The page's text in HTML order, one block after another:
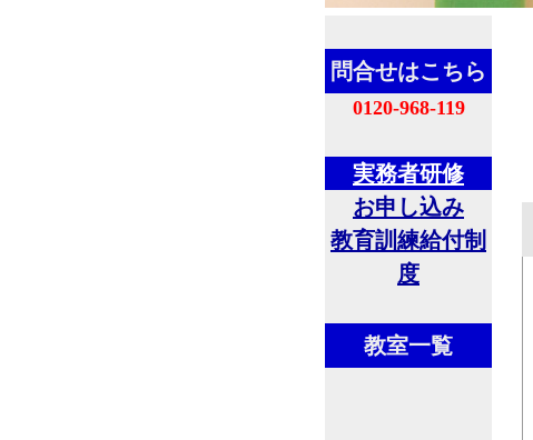
問合せはこちら
0120-968-119
実務者研修
お申し込み
教育訓練給付制
度
教室一覧